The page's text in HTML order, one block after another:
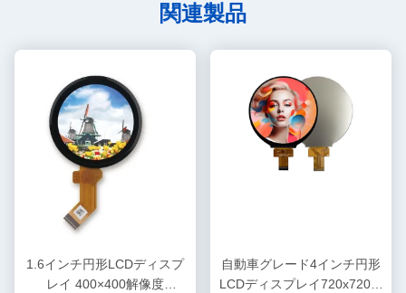
関連製品
1.6インチ円形LCDディスプ
レイ 400×400解像度
自動車グレード4インチ円形
LCDディスプレイ720x720ピ